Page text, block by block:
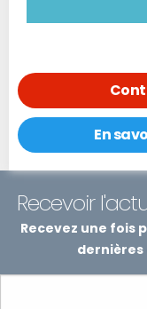
En
Recevoir
Recevez une fois
dernières